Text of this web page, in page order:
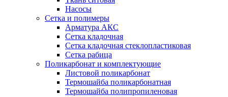
Насосы
Сетка и полимеры
Арматура АКС
Сетка кладочная
Сетка кладочная стеклопластиковая
Сетка рабица
Поликарбонат и комплектующие
Листовой поликарбонат
Термошайба поликарбонатная
Термошайба полипропиленовая